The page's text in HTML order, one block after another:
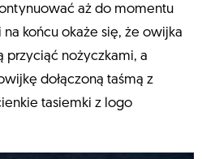
aż do momentu
na końcu okaże się, że owijka
przyciąć nożyczkami, a
dołączoną taśmą z
tasiemki z logo